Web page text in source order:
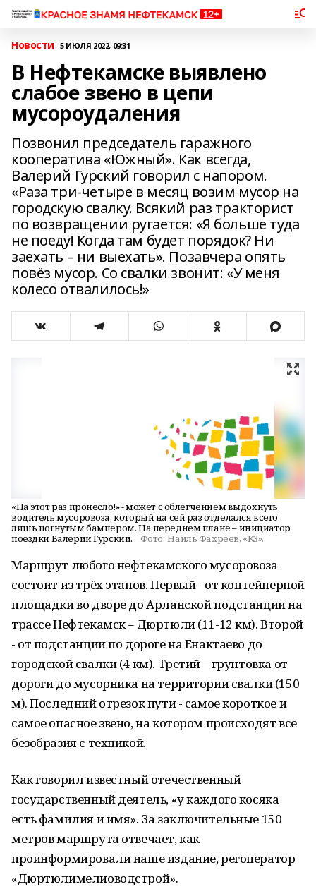
Новости 5 ИЮЛЯ 2022, 09:31
В Нефтекамске выявлено
слабое звено в цепи
мусороудаления
Позвонил председатель гаражного
кооператива «Южный». Как всегда,
Валерий Гурский говорил с напором.
«Раза три-четыре в месяц возим мусор на
городскую свалку. Всякий раз тракторист
по возвращении ругается: «Я больше туда
не поеду! Когда там будет порядок? Ни
заехать – ни выехать». Позавчера опять
повёз мусор. Со свалки звонит: «У меня
колесо отвалилось!»
«На этот раз пронесло!» - может с облегчением выдохнуть
водитель мусоровоза, который на сей раз отделался всего
лишь погнутым бампером. На переднем плане – инициатор
поездки Валерий Гурский.
Фото: Наиль Фахреев, «КЗ».
Маршрут любого нефтекамского мусоровоза
состоит из трёх этапов. Первый - от контейнерной
площадки во дворе до Арланской подстанции на
трассе Нефтекамск – Дюртюли (11-12 км). Второй
- от подстанции по дороге на Енактаево до
городской свалки (4 км). Третий – грунтовка от
дороги до мусорника на территории свалки (150
м). Последний отрезок пути - самое короткое и
самое опасное звено, на котором происходят все
безобразия с техникой.
Как говорил известный отечественный
государственный деятель, «у каждого косяка
есть фамилия и имя». За заключительные 150
метров маршрута отвечает, как
проинформировали наше издание, регоператор
«Дюртюлимелиоводстрой».